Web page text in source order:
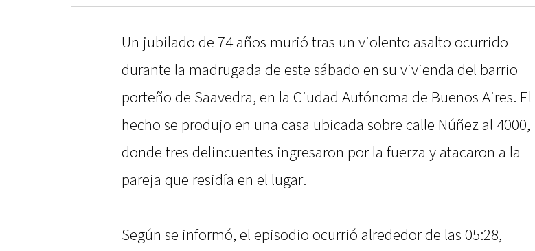
Un jubilado de 74 años murió tras un violento asalto ocurrido
durante la madrugada de este sábado en su vivienda del barrio
porteño de Saavedra, en la Ciudad Autónoma de Buenos Aires. El
hecho se produjo en una casa ubicada sobre calle Núñez al 4000,
donde tres delincuentes ingresaron por la fuerza y atacaron a la
pareja que residía en el lugar.
Según se informó, el episodio ocurrió alrededor de las 05:28,